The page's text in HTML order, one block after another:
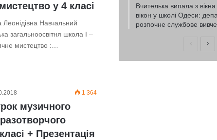
у 4 класі
Навчальний
загальноосвітня школа І –
мистецтво :…
1 364
музичного
+ Презентація
Вчителька випала з
вікон у школі Одеси:
розпочне службове